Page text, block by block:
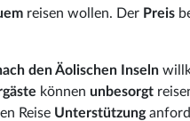
reisen wollen. Der Preis
den Äolischen Inseln
können unbesorgt
Reise Unterstützung